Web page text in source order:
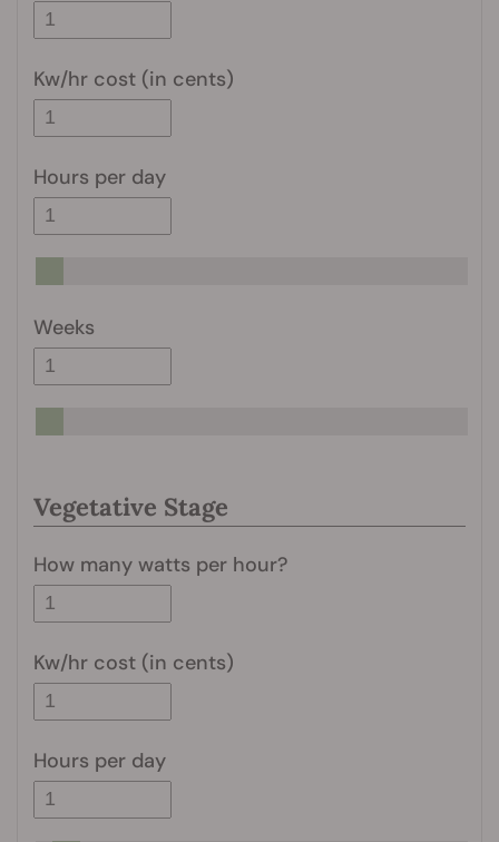
Kw/hr cost (in cents)
Hours per day
Weeks
Vegetative Stage
How many watts per hour?
Kw/hr cost (in cents)
Hours per day